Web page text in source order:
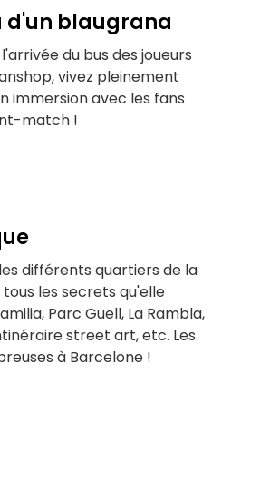
d'un blaugrana
du bus des joueurs
vivez pleinement
immersion avec les fans
match !
différents quartiers de la
les secrets qu'elle
Parc Guell, La Rambla,
street art, etc. Les
à Barcelone !